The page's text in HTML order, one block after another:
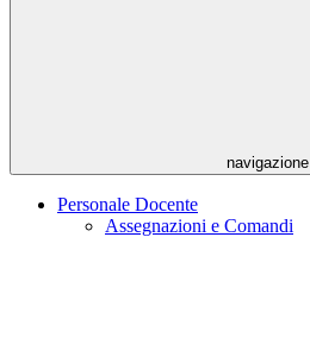
navigazione
Personale Docente
Assegnazioni e Comandi